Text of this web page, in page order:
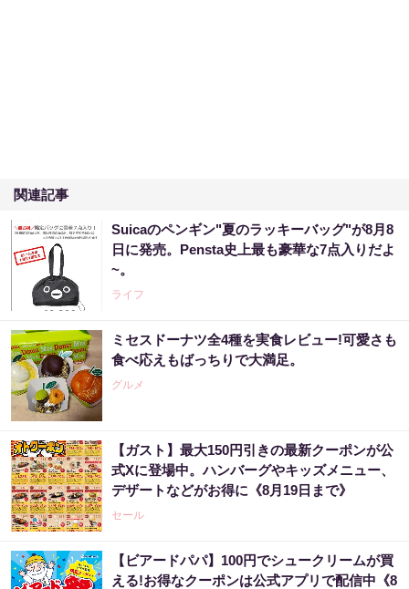
関連記事
Suicaのペンギン"夏のラッキーバッグ"が8月8
日に発売。Pensta史上最も豪華な7点入りだよ
~。
ライフ
ミセスドーナツ全4種を実食レビュー!可愛さも
食べ応えもばっちりで大満足。
グルメ
【ガスト】最大150円引きの最新クーポンが公
式Xに登場中。ハンバーグやキッズメニュー、
デザートなどがお得に《8月19日まで》
セール
【ビアードパパ】100円でシュークリームが買
える!お得なクーポンは公式アプリで配信中《8